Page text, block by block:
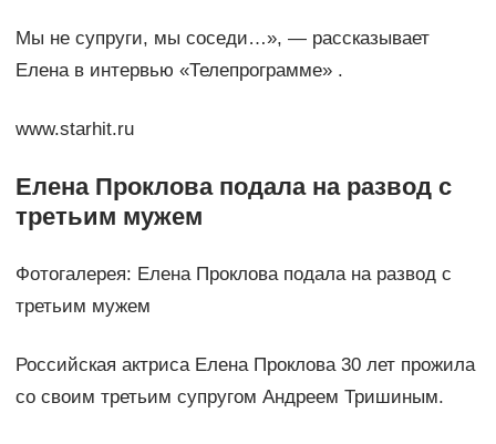
Мы не супруги, мы соседи…», — рассказывает
Елена в интервью «Телепрограмме» .
www.starhit.ru
Елена Проклова подала на развод с
третьим мужем
Фотогалерея: Елена Проклова подала на развод с
третьим мужем
Российская актриса Елена Проклова 30 лет прожила
со своим третьим супругом Андреем Тришиным.